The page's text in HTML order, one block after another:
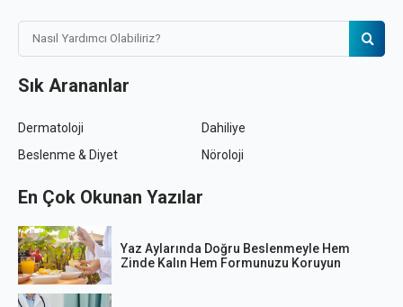
Sık Arananlar
Dermatoloji
Dahiliye
Beslenme & Diyet
Nöroloji
En Çok Okunan Yazılar
Yaz Aylarında Doğru Beslenmeyle Hem
Zinde Kalın Hem Formunuzu Koruyun